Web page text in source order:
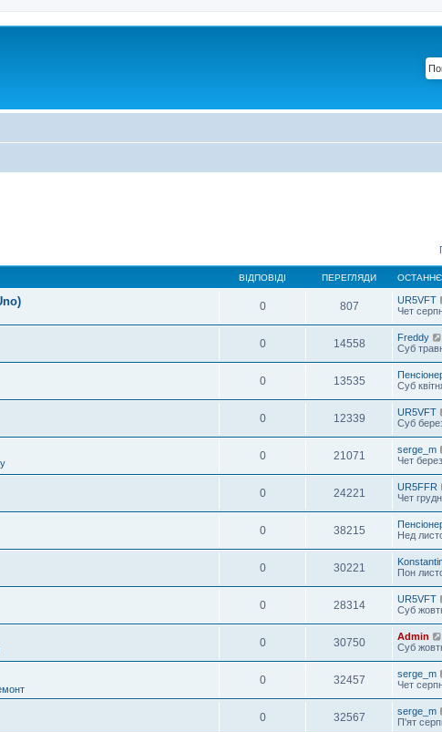
ВІДПОВІДІ ПЕРЕГЛЯДИ
0 807
UR5VFT
Чет
0 14558
Freddy
Суб
0 13535
Суб
0 12339
UR5VFT
Суб
0 21071
serge_m
Чет
0 24221
UR5FFR
Чет
0 38215
Нед
0 30221
Пон
0 28314
UR5VFT
Суб
0 30750
Admin
Суб
0 32457
serge_m
Чет
0 32567
serge_m
П'ят